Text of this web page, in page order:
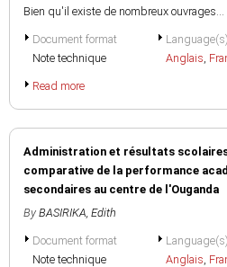
Bien qu'il existe de nombreux ouvrages...
Document format
Note technique
Language(s)
Anglais,
Read more
Administration et résultats
comparative de la performance
secondaires au centre de l'Ouganda
By BASIRIKA, Edith
Document format
Note technique
Language(s)
Anglais,